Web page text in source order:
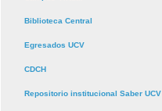
Biblioteca Central
Egresados UCV
CDCH
Repositorio institucional Saber UCV